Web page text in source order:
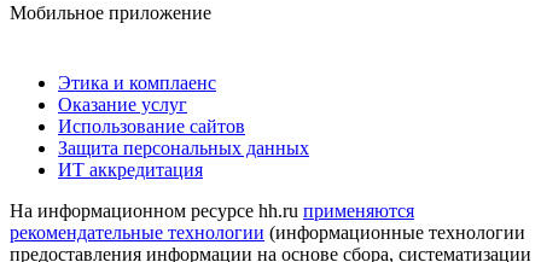
Мобильное приложение
Этика и комплаенс
Оказание услуг
Использование сайтов
Защита персональных данных
ИТ аккредитация
На информационном ресурсе hh.ru применяются
рекомендательные технологии (информационные технологии
предоставления информации на основе сбора, систематизации